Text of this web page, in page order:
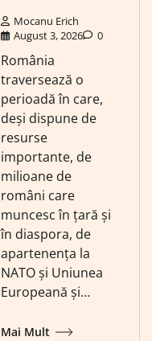
Mocanu Erich
August 3, 2026
0
România
traversează o
perioadă în care,
deși dispune de
resurse
importante, de
milioane de
români care
muncesc în țară și
în diaspora, de
apartenența la
NATO și Uniunea
Europeană și…
Mai Mult